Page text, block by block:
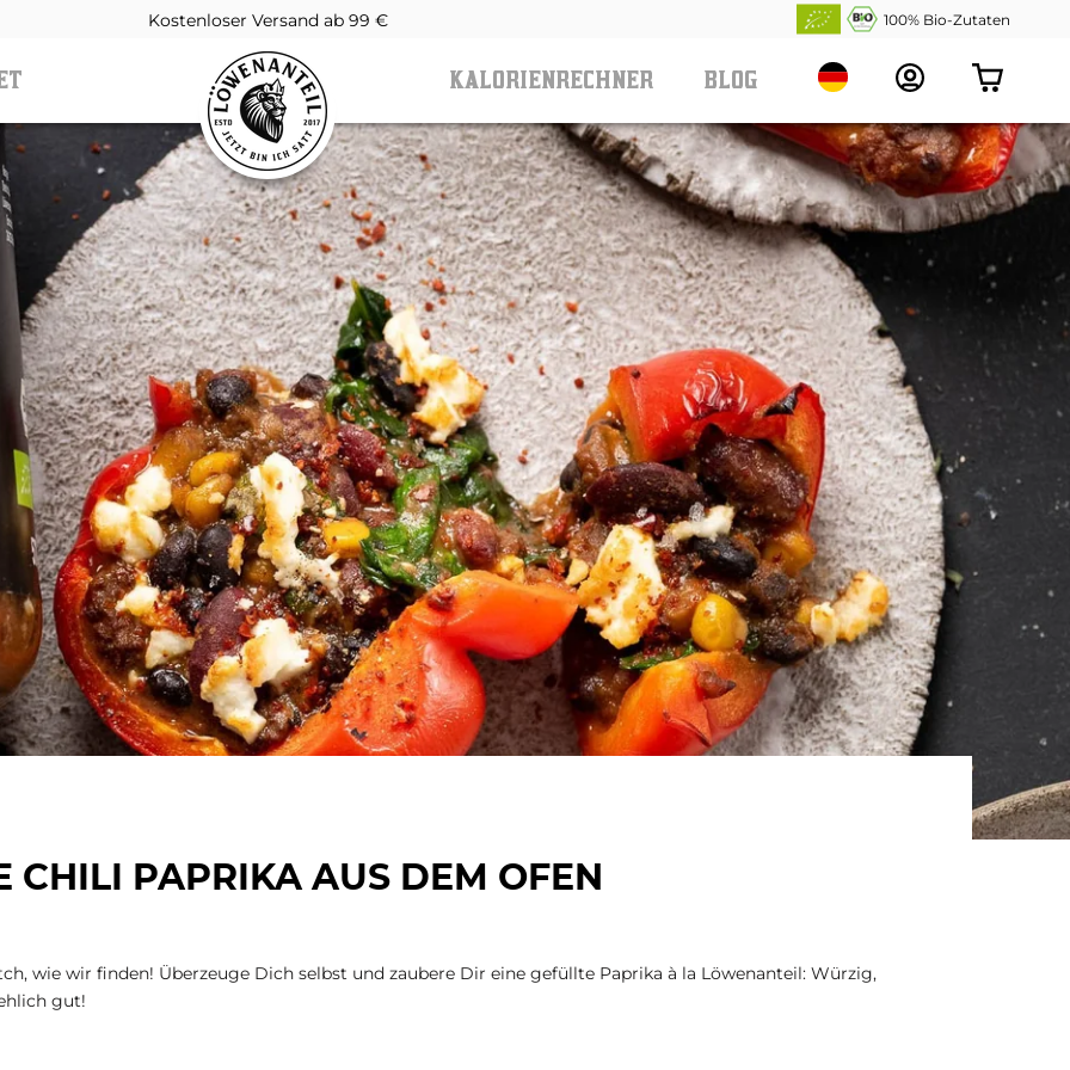
Über 1 Mio. zufriedene Kunden 100% Bio-Zutaten
KALORIENRECHNER
BLOG
Translation
de.header.general.locale
CHILI PAPRIKA AUS DEM OFEN
wie wir finden! Überzeuge Dich selbst und zaubere Dir eine gefüllte Paprika à la Löwenanteil: Würzig,
gut!